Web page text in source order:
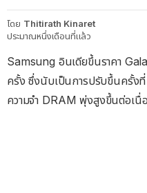
โดย Thitirath Kinaret
ประมาณหนึ่งเดือนที่แล้ว
Samsung อินเดียขึ้นราคา
ครั้ง ซึ่งนับเป็นการปรับขึ้นครั้ง
ความจำ DRAM พุ่งสูงขึ้นต่อเนื่